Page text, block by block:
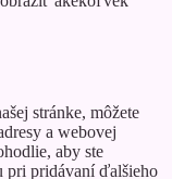
stránke, môžete
a webovej
aby ste
pri pridávaní ďalšieho